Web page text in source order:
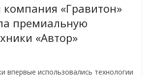
компания «Гравитон»
премиальную
«Автор»
впервые использовались технологии